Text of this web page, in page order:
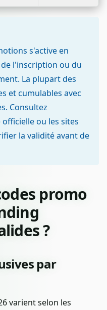
s'active en
l'inscription ou du
La plupart des
et cumulables avec
Consultez
ou les sites
la validité avant de
promo
?
par
varient selon les